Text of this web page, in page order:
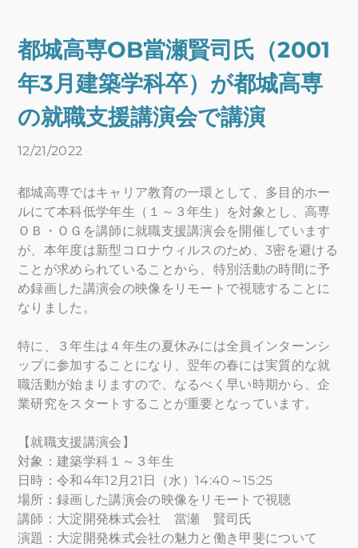
都城高専OB當瀬賢司氏（2001
年3月建築学科卒）が都城高専
の就職支援講演会で講演
12/21/2022
都城高専ではキャリア教育の一環として、多目的ホー
ルにて本科低学年生（１～３年生）を対象とし、高専
ＯＢ・ＯＧを講師に就職支援講演会を開催しています
が、本年度は新型コロナウィルスのため、3密を避ける
ことが求められていることから、特別活動の時間に予
め録画した講演会の映像をリモートで視聴することに
なりました。
特に、３年生は４年生の夏休みには全員インターンシ
ップに参加することになり、翌年の春には実質的な就
職活動が始まりますので、なるべく早い時期から、企
業研究をスタートすることが重要となっています。
【就職支援講演会】
対象：建築学科１～３年生
日時：令和4年12月21日（水）14:40～15:25
場所：録画した講演会の映像をリモートで視聴
講師：大淀開発株式会社 當瀬 賢司氏
演題：大淀開発株式会社の魅力と働き甲斐について